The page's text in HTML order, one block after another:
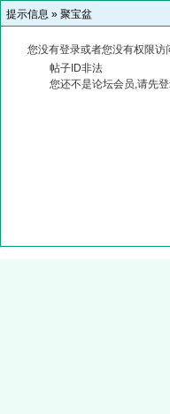
提示信息 » 聚宝盆
您没有登录或者您没有权限
帖子ID非法
您还不是论坛会员,请先